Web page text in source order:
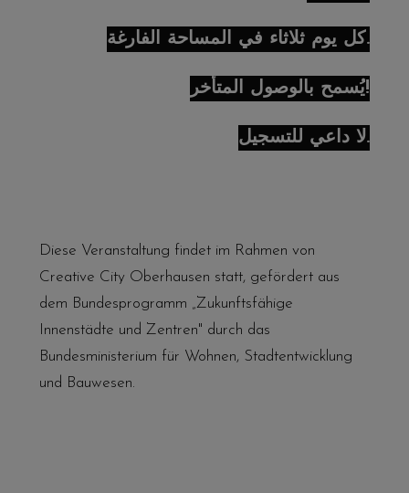
كل يوم ثلاثاء في المساحة الفارغة.
يُسمح بالوصول المتأخر!
لا داعي للتسجيل.
Diese Veranstaltung findet im Rahmen von
Creative City Oberhausen statt, gefördert aus
dem Bundesprogramm „Zukunftsfähige
Innenstädte und Zentren" durch das
Bundesministerium für Wohnen, Stadtentwicklung
und Bauwesen.